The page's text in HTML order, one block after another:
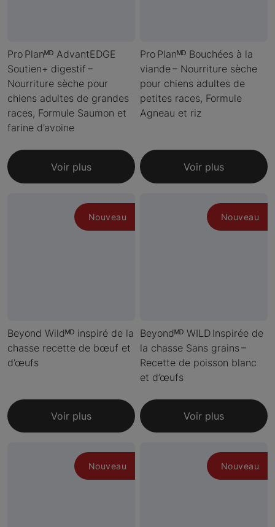
Pro Planᴹᴰ AdvantEDGE
Soutien+ digestif –
Nourriture sèche pour
chiens adultes de grandes
races, Formule Saumon et
farine d’avoine
Voir plus
Pro Planᴹᴰ Bouchées à la
viande – Nourriture sèche
pour chiens adultes de
petites races, Formule
Agneau et riz
Voir plus
Nouveau
Beyond Wildᴹᴰ inspiré de la
chasse recette de bœuf et
d’œufs
Voir plus
Nouveau
Beyondᴹᴰ WILD Inspirée de
la chasse Sans grains –
Recette de poisson blanc
et d’œufs
Voir plus
Nouveau Nouveau